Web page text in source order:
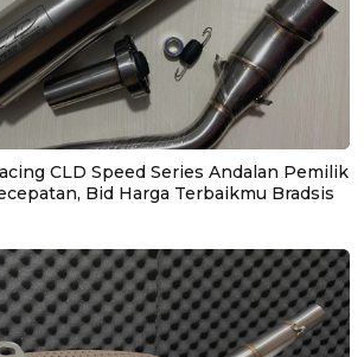
CLD Speed Series Andalan Pemilik
Bid Harga Terbaikmu Bradsis